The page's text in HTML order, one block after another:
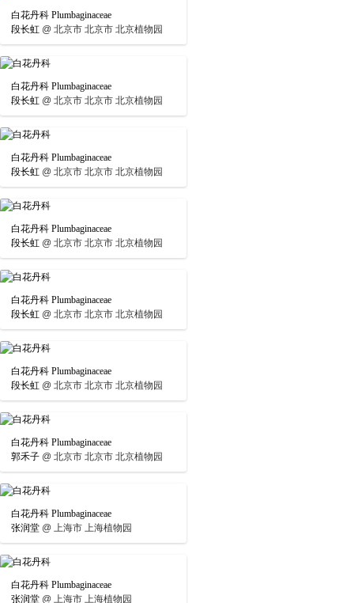
白花丹科 Plumbaginaceae
段长虹 @ 北京市 北京市 北京植物园
白花丹科 Plumbaginaceae
段长虹 @ 北京市 北京市 北京植物园
白花丹科 Plumbaginaceae
段长虹 @ 北京市 北京市 北京植物园
白花丹科 Plumbaginaceae
段长虹 @ 北京市 北京市 北京植物园
白花丹科 Plumbaginaceae
段长虹 @ 北京市 北京市 北京植物园
白花丹科 Plumbaginaceae
段长虹 @ 北京市 北京市 北京植物园
白花丹科 Plumbaginaceae
郭禾子 @ 北京市 北京市 北京植物园
白花丹科 Plumbaginaceae
张润堂 @ 上海市 上海植物园
白花丹科 Plumbaginaceae
张润堂 @ 上海市 上海植物园